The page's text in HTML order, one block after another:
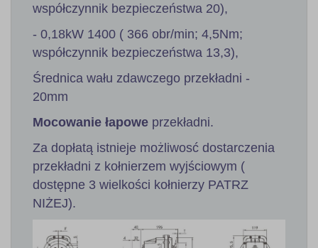
współczynnik bezpieczeństwa 20),
- 0,18kW 1400 ( 366 obr/min; 4,5Nm;
współczynnik bezpieczeństwa 13,3),
Średnica wału zdawczego przekładni -
20mm
Mocowanie łapowe przekładni.
Za dopłatą istnieje możliwosć dostarczenia
przekładni z kołnierzem wyjściowym (
dostępne 3 wielkości kołnierzy PATRZ
NIŻEJ).